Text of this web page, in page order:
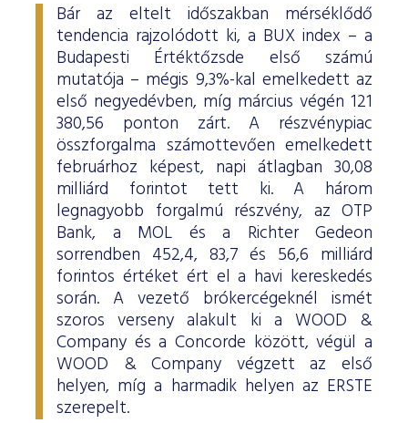
Bár az eltelt időszakban mérséklődő
tendencia rajzolódott ki, a BUX index – a
Budapesti Értéktőzsde első számú
mutatója – mégis 9,3%-kal emelkedett az
első negyedévben, míg március végén 121
380,56 ponton zárt. A részvénypiac
összforgalma számottevően emelkedett
februárhoz képest, napi átlagban 30,08
milliárd forintot tett ki. A három
legnagyobb forgalmú részvény, az OTP
Bank, a MOL és a Richter Gedeon
sorrendben 452,4, 83,7 és 56,6 milliárd
forintos értéket ért el a havi kereskedés
során. A vezető brókercégeknél ismét
szoros verseny alakult ki a WOOD &
Company és a Concorde között, végül a
WOOD & Company végzett az első
helyen, míg a harmadik helyen az ERSTE
szerepelt.